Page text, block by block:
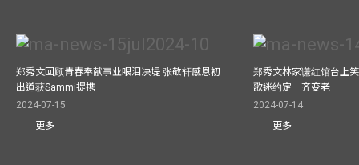
郑秀文回顾青春奉献事业眼泪决堤 张敬轩感恩初
出道获Sammi提携
2024-07-15
更多
郑秀文林家谦红馆台上
歌迷约定一齐变老
2024-07-14
更多